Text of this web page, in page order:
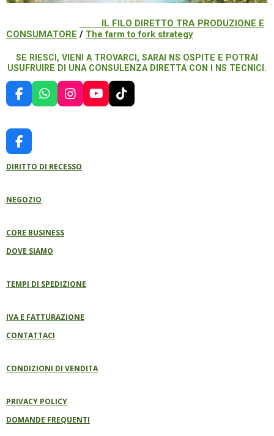
IL FILO DIRETTO TRA PRODUZIONE E
CONSUMATORE / The farm to fork strategy
SE RIESCI, VIENI A TROVARCI, SARAI NS OSPITE E POTRAI
USUFRUIRE DI UNA CONSULENZA DIRETTA CON I NS TECNICI.
F
A
E
B
O
O
W
H
P
I
N
R
Y
O
T
I
F
A
C
O
K
DIRITTO DI RECESSO
NEGOZIO
CORE BUSINESS
DOVE SIAMO
TEMPI DI SPEDIZIONE
IVA E FATTURAZIONE
CONTATTACI
CONDIZIONI DI VENDITA
PRIVACY POLICY
DOMANDE FREQUENTI